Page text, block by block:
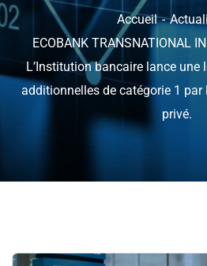
Accueil
ECOBANK TRANSNATIONAL
L’Institution bancaire lance une
additionnelles de catégorie 1 par
privé.